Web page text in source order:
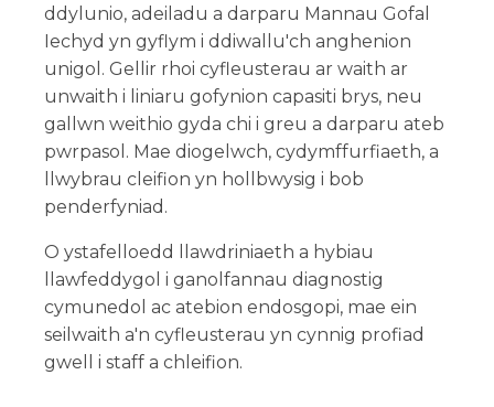
ddylunio, adeiladu a darparu Mannau Gofal
Iechyd yn gyflym i ddiwallu'ch anghenion
unigol. Gellir rhoi cyfleusterau ar waith ar
unwaith i liniaru gofynion capasiti brys, neu
gallwn weithio gyda chi i greu a darparu ateb
pwrpasol. Mae diogelwch, cydymffurfiaeth, a
llwybrau cleifion yn hollbwysig i bob
penderfyniad.
O ystafelloedd llawdriniaeth a hybiau
llawfeddygol i ganolfannau diagnostig
cymunedol ac atebion endosgopi, mae ein
seilwaith a'n cyfleusterau yn cynnig profiad
gwell i staff a chleifion.